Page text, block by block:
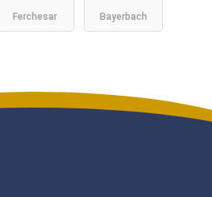
: Gotikdorf
Buntspecht
- Haustyp
Ferchesar Bayerbach